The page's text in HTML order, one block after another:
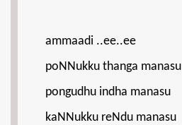
ammaadi ..ee..ee
poNNukku thanga manasu
pongudhu indha manasu
kaNNukku reNdu manasu